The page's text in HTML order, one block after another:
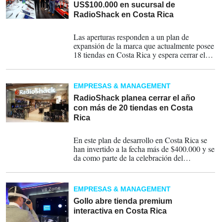
US$100.000 en sucursal de
RadioShack en Costa Rica
Las aperturas responden a un plan de
expansión de la marca que actualmente posee
18 tiendas en Costa Rica y espera cerrar el
EMPRESAS & MANAGEMENT
RadioShack planea cerrar el año
con más de 20 tiendas en Costa
Rica
En este plan de desarrollo en Costa Rica se
han invertido a la fecha más de $400.000 y se
da como parte de la celebración del
EMPRESAS & MANAGEMENT
Gollo abre tienda premium
interactiva en Costa Rica